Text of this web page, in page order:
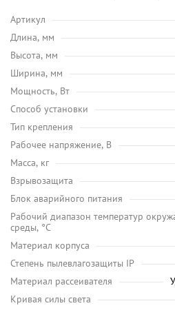
Артикул
Длина, мм
Высота, мм
Ширина, мм
Мощность, Вт
Способ установки
Тип крепления
Рабочее напряжение, В
Масса, кг
Взрывозащита
Блок аварийного питания
Рабочий диапазон температур
среды, °C
Материал корпуса
Степень пылевлагозащиты IP
Материал рассеивателя
Кривая силы света